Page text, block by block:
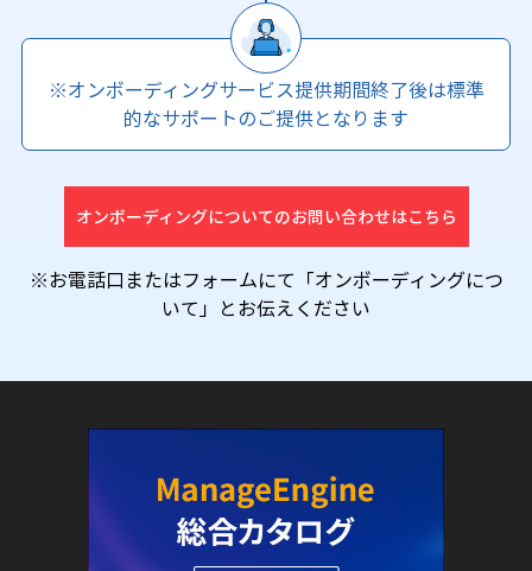
‌※オンボーディングサービス提供期間終了後は標準
的なサポートのご提供となります
オンボーディングについてのお問い合わせはこちら
※お電話口またはフォームにて「オンボーディングにつ
いて」とお伝えください